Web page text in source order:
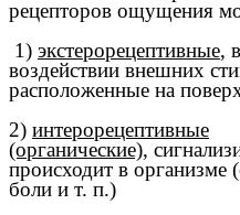
рецепторов
1) экстерорецептивные,
воздействии внешних
расположенные на
2) интерорецептивные
(органические),
происходит в
боли и т. п.)